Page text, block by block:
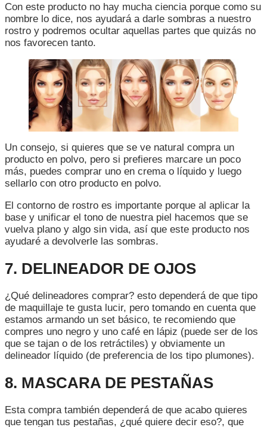
Con este producto no hay mucha ciencia porque como su
nombre lo dice, nos ayudará a darle sombras a nuestro
rostro y podremos ocultar aquellas partes que quizás no
nos favorecen tanto.
Un consejo, si quieres que se ve natural compra un
producto en polvo, pero si prefieres marcare un poco
más, puedes comprar uno en crema o líquido y luego
sellarlo con otro producto en polvo.
El contorno de rostro es importante porque al aplicar la
base y unificar el tono de nuestra piel hacemos que se
vuelva plano y algo sin vida, así que este producto nos
ayudaré a devolverle las sombras.
7. DELINEADOR DE OJOS
¿Qué delineadores comprar? esto dependerá de que tipo
de maquillaje te gusta lucir, pero tomando en cuenta que
estamos armando un set básico, te recomiendo que
compres uno negro y uno café en lápiz (puede ser de los
que se tajan o de los retráctiles) y obviamente un
delineador líquido (de preferencia de los tipo plumones).
8. MASCARA DE PESTAÑAS
Esta compra también dependerá de que acabo quieres
que tengan tus pestañas, ¿qué quiere decir eso?, que